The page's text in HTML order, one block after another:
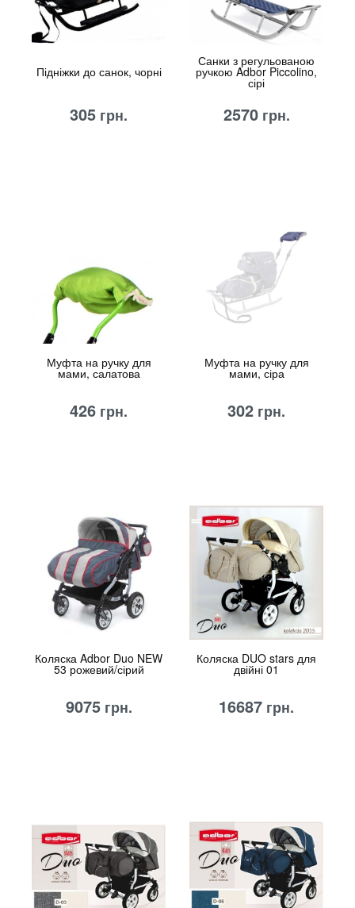
Підніжки до санок, чорні
305 грн.
Санки з регульованою
ручкою Adbor Piccolino,
сірі
2570грн.
Муфта на ручку для
мами, салатова
426 грн.
Муфта на ручку для
мами, сіра
302 грн.
Коляска Adbor Duo NEW
53 рожевий/сірий
9075грн.
Коляска DUO stars для
двійні 01
16687 грн.